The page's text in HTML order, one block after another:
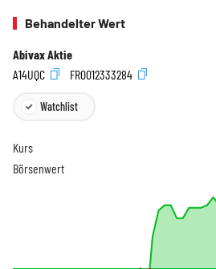
Behandelter Wert
Abivax Aktie
A14UQC
FR0012333284
Watchlist
Kurs
Börsenwert